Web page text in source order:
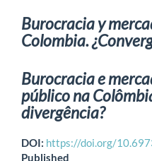
Burocracia y
Colombia.
Burocracia e
público na
divergência?
DOI: https://doi.org/
Published